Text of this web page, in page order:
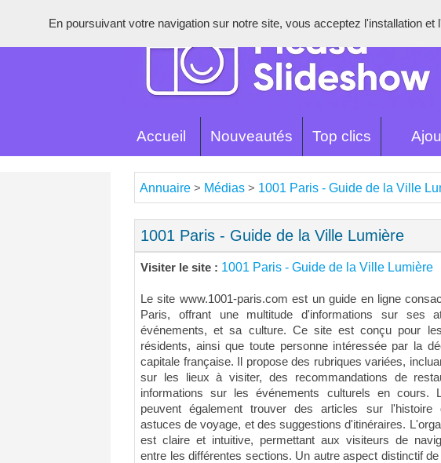
Accueil Nouveautés Top clics
Annuaire > Médias > 1001 Paris - Guide de la Ville
1001 Paris - Guide de la Ville Lumière
Visiter le site : 1001 Paris - Guide de la Ville Lumière
Le site www.1001-paris.com est un guide en ligne
Paris, offrant une multitude d'informations sur ses
événements, et sa culture. Ce site est conçu pour
résidents, ainsi que toute personne intéressée par la
capitale française. Il propose des rubriques variées,
sur les lieux à visiter, des recommandations de
informations sur les événements culturels en cours.
peuvent également trouver des articles sur l'histoire
astuces de voyage, et des suggestions d'itinéraires.
est claire et intuitive, permettant aux visiteurs de
entre les différentes sections. Un autre aspect distinctif
En poursuivant votre navigation sur notre site, vous acceptez l'installation